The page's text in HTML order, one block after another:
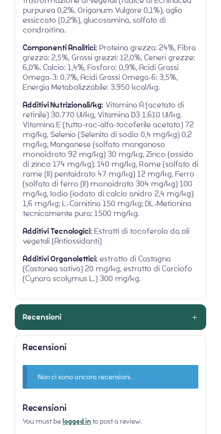
purpurea 0,2%, Origanum Vulgare 0,1%), aglio
essiccato (0,2%), glucosamina, solfato di
condroitina.
Componenti Analitici: Proteina grezza: 24%, Fibra
grezza: 2,5%, Grassi grezzi: 12,0%, Ceneri grezze:
6,0%. Calcio: 1,4%, Fosforo: 0,9%, Acidi Grassi
Omega-3: 0,7%, Acidi Grassi Omega-6: 3,5%,
Energia Metabolizzabile: 3.950 kcal/kg.
Additivi Nutrizionali/kg: Vitamina A (acetato di
retinile) 30.770 UI/kg, Vitamina D3 1.610 UI/kg,
Vitamina E (tutto-rac-alfa-tocoferile acetato) 72
mg/kg, Selenio (Selenito di sodio 0,4 mg/kg) 0,2
mg/kg, Manganese (solfato manganoso
monoidrato 92 mg/kg) 30 mg/kg, Zinco (ossido
di zinco 174 mg/kg): 140 mg/kg, Rame (solfato di
rame (II) pentaidrato 47 mg/kg) 12 mg/kg, Ferro
(solfato di ferro (II) monoidrato 304 mg/kg) 100
mg/kg, Iodio (iodato di calcio anidro 2,4 mg/kg)
1,6 mg/kg; L-Carnitina 150 mg/kg; DL-Metionina
tecnicamente pura: 1500 mg/kg.
Additivi Tecnologici: Estratti di tocoferolo da oli
vegetali (Antiossidanti)
Additivi Organolettici: estratto di Castagna
(Castanea sativa) 20 mg/kg, estratto di Carciofo
(Cynara scolymus L.) 300 mg/kg.
Recensioni
Recensioni
Non ci sono ancora recensioni.
Recensioni
You must be logged into post a review.